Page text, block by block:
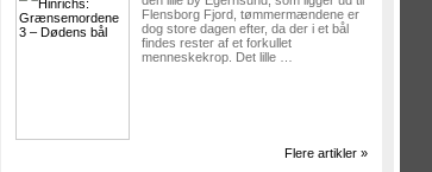
Flensborg Fjord, tømmermændene er
dog store dagen efter, da der i et bål
findes rester af et forkullet
menneskekrop. Det lille …
Flere artikler »